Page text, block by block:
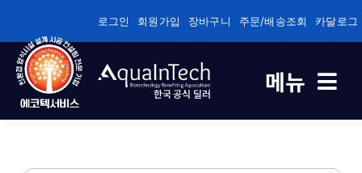
너
로그인 회원가입 장바구니 주문/배송조회 카달로그
한국 공식 딜러 메뉴